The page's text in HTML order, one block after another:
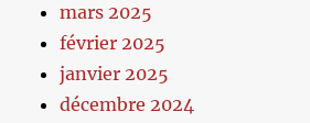
mars 2025
février 2025
janvier 2025
décembre 2024